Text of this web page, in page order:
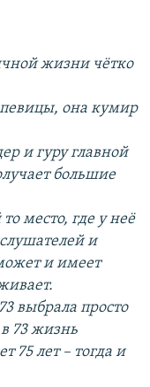
жизни чётко
певицы, она кумир
и гуру главной
большие
место, где у неё
и
и имеет
выбрала просто
73 жизнь
75 лет – тогда и